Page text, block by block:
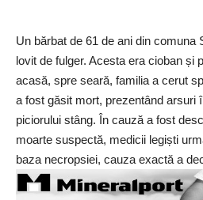
Un bărbat de 61 de ani din comuna
lovit de fulger. Acesta era cioban și
acasă, spre seară, familia a cerut
a fost găsit mort, prezentând arsuri
piciorului stâng. În cauză a fost
moarte suspectă, medicii legiști
baza necropsiei, cauza exactă a